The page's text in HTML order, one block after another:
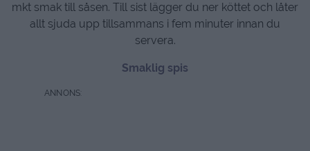
mkt smak till såsen. Till sist lägger du ner köttet och låter
allt sjuda upp tillsammans i fem minuter innan du
servera.
Smaklig spis